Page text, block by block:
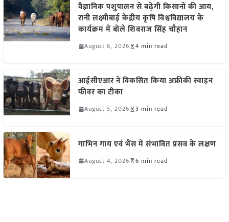
वैज्ञानिक पशुपालन से बढ़ेगी किसानों की आय,
रानी लक्ष्मीबाई केंद्रीय कृषि विश्वविद्यालय के
कार्यक्रम में बोले शिवराज सिंह चौहान
August 6, 2026 4 min read
आईसीएआर ने विकसित किया अफ्रीकी स्वाइन
फीवर का टीका
August 5, 2026 3 min read
गाभिन गाय एवं भैंस में संभावित प्रसव के लक्षण
August 4, 2026 6 min read